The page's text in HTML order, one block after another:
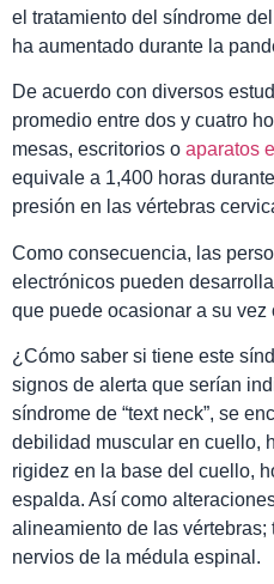
el tratamiento del síndrome
ha aumentado durante la
De acuerdo con diversos
promedio entre dos y cuatro
mesas, escritorios o aparatos
equivale a 1,400 horas
presión en las vértebras
Como consecuencia, las
electrónicos pueden
que puede ocasionar a su vez
¿Cómo saber si tiene este
signos de alerta que serían
síndrome de “text neck”, se
debilidad muscular en cuello,
rigidez en la base del cuello,
espalda. Así como
alineamiento de las
nervios de la médula espinal.